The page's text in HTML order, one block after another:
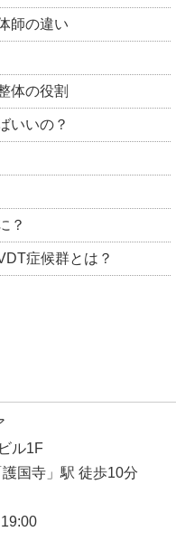
師の違い
体の役割
いいの？
？
症候群とは？
ル1F
国寺」駅 徒歩10分